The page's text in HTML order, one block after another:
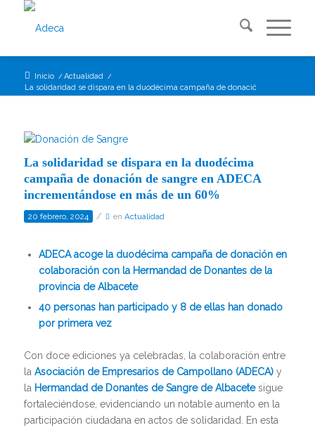
Inicio / Actualidad /
La solidaridad se dispara en la duodécima campaña de donación de sangre
La solidaridad se dispara en la duodécima
campaña de donación de sangre en ADECA
incrementándose en más de un 60%
20 febrero, 2024 / en Actualidad
ADECA acoge la duodécima campaña de donación en
colaboración con la Hermandad de Donantes de la
provincia de Albacete
40 personas han participado y 8 de ellas han donado
por primera vez
Con doce ediciones ya celebradas, la colaboración entre
la Asociación de Empresarios de Campollano (ADECA)y
la Hermandad de Donantes de Sangre de Albacetesigue
fortaleciéndose, evidenciando un notable aumento en la
participación ciudadana en actos de solidaridad. En esta